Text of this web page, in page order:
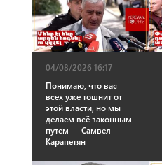
04/08/2026 16:17
Понимаю, что вас
всех уже тошнит от
этой власти, но мы
делаем всё законным
путем — Самвел
Карапетян